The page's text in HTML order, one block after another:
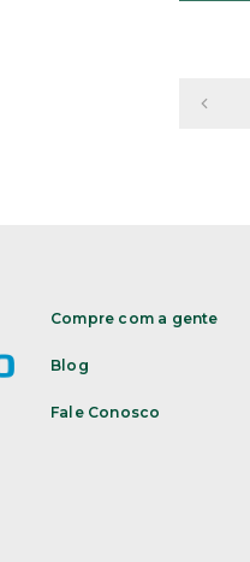
Compre com a gente
Blog
Fale Conosco